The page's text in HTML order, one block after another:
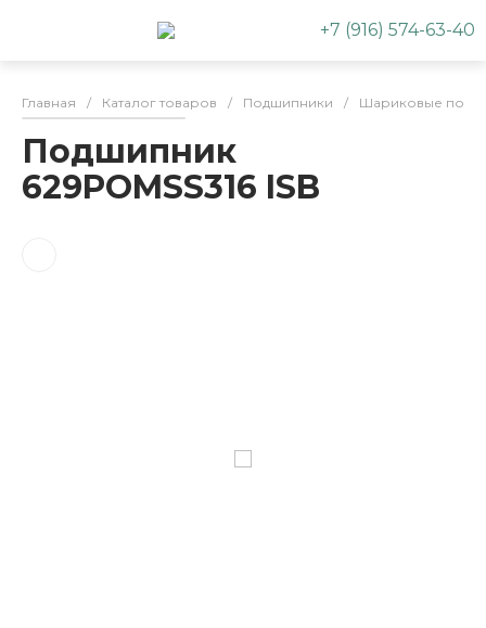
+7 (916) 574-63-40
Главная / Каталог товаров / Подшипники / Шариковые
Подшипник
629POMSS316 ISB